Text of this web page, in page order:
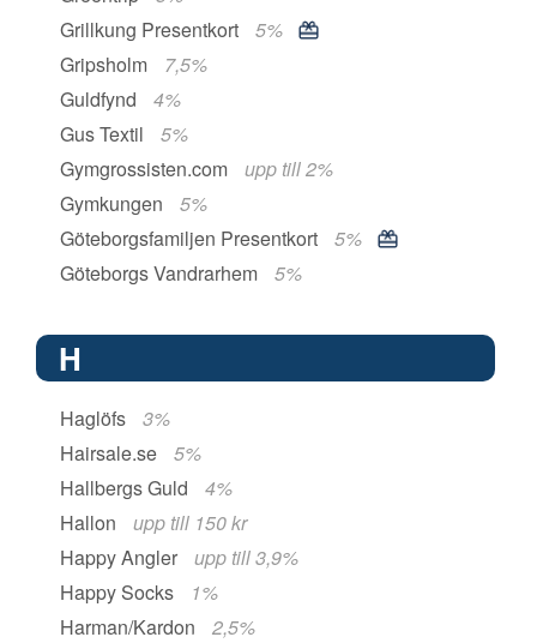
Grillkung Presentkort
5%
Gripsholm
7,5%
Guldfynd
4%
Gus Textil
5%
Gymgrossisten.com
upp till 2%
Gymkungen
5%
Göteborgsfamiljen Presentkort
5%
Göteborgs Vandrarhem
5%
H
Haglöfs
3%
Hairsale.se
5%
Hallbergs Guld
4%
Hallon
upp till 150 kr
Happy Angler
upp till 3,9%
Happy Socks
1%
Harman/Kardon
2,5%